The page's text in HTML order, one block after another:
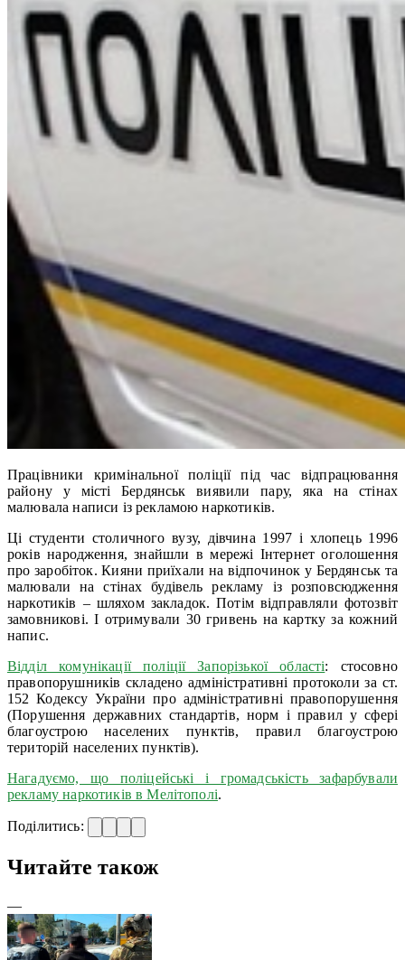
Працівники кримінальної поліції під час відпрацювання
району у місті Бердянськ виявили пару, яка на стінах
малювала написи із рекламою наркотиків.
Ці студенти столичного вузу, дівчина 1997 і хлопець 1996
років народження, знайшли в мережі Інтернет оголошення
про заробіток. Кияни приїхали на відпочинок у Бердянськ та
малювали на стінах будівель рекламу із розповсюдження
наркотиків – шляхом закладок. Потім відправляли фотозвіт
замовникові. І отримували 30 гривень на картку за кожний
напис.
Відділ комунікації поліції Запорізької області: стосовно
правопорушників складено адміністративні протоколи за ст.
152 Кодексу України про адміністративні правопорушення
(Порушення державних стандартів, норм і правил у сфері
благоустрою населених пунктів, правил благоустрою
територій населених пунктів).
Нагадуємо, що поліцейські і громадськість зафарбували
рекламу наркотиків в Мелітополі.
Поділитись:
Читайте також
—